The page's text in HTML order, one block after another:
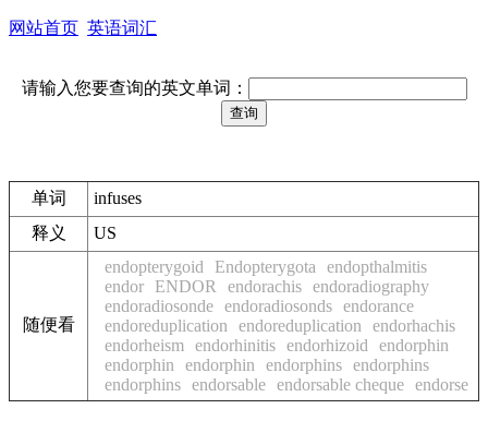
网站首页 英语词汇
请输入您要查询的英文单词：
单词
infuses
释义
US
随便看
endopterygoid Endopterygota
endopthalmitis
endor
ENDOR endorachis endoradiography
endoradiosonde endoradiosonds endorance
endoreduplication
endoreduplication
endorhachis
endorheism
endorhinitis endorhizoid
endorphin
endorphin
endorphin endorphins endorphins
endorphins endorsable endorsable cheque endorse